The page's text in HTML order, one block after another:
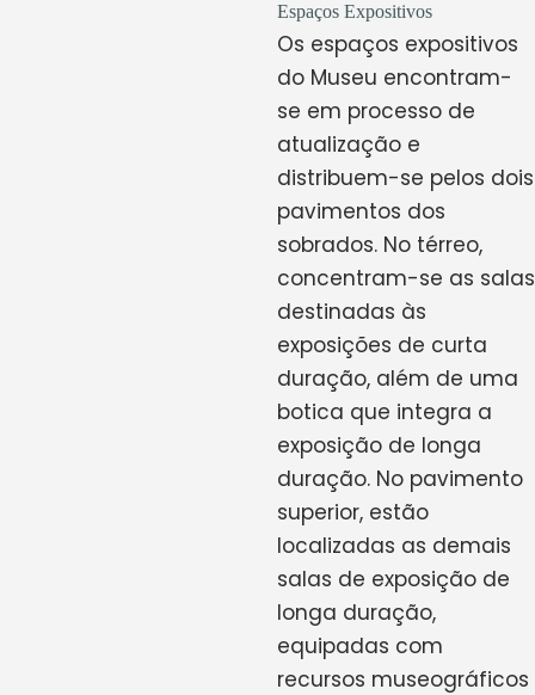
Espaços Expositivos
Os espaços expositivos
do Museu encontram-
se em processo de
atualização e
distribuem-se pelos dois
pavimentos dos
sobrados. No térreo,
concentram-se as salas
destinadas às
exposições de curta
duração, além de uma
botica que integra a
exposição de longa
duração. No pavimento
superior, estão
localizadas as demais
salas de exposição de
longa duração,
equipadas com
recursos museográficos